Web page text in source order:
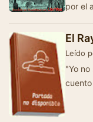
por el
El
Leído
"Yo